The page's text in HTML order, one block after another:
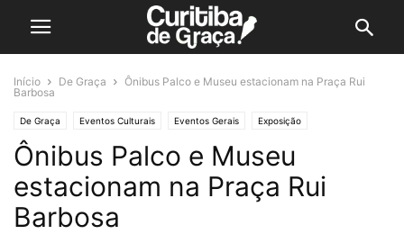
Início De Graça
Ônibus Palco e Museu estacionam na Praça Rui
Barbosa
De Graça Eventos Culturais Eventos Gerais Exposição
Teatro e Circo
Ônibus Palco e Museu
estacionam na Praça Rui
Barbosa